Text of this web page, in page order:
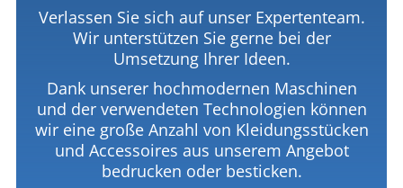
Verlassen Sie sich auf unser Expertenteam.
Wir unterstützen Sie gerne bei der
Umsetzung Ihrer Ideen.
Dank unserer hochmodernen Maschinen
und der verwendeten Technologien können
wir eine große Anzahl von Kleidungsstücken
und Accessoires aus unserem Angebot
bedrucken oder besticken.